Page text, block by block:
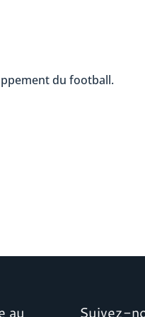
du football.
au Suivez-